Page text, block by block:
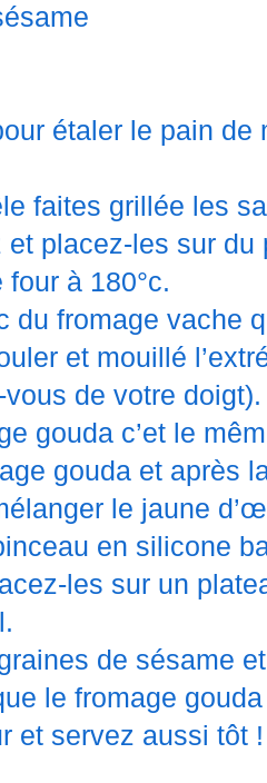
étaler le pain de
faites grillée les
et placez-les sur du
à 180°c.
du fromage vache
et mouillé
vous de votre doigt).
gouda c’et le
gouda et après
le jaune
en silicone
les sur un
de sésame
le fromage
et servez aussi tôt !